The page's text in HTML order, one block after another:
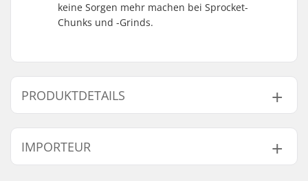
keine Sorgen mehr machen bei Sprocket-
Chunks und -Grinds.
PRODUKTDETAILS
Ritzel-Montage:
19mm, 22mm, 24mm,
Gewicht:
130g
IMPORTEUR